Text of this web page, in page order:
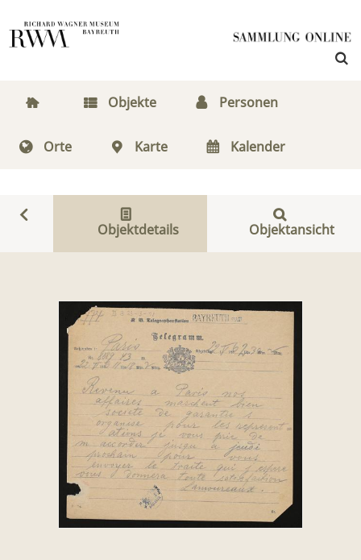
Objekte Personen
Orte Karte Kalender
Objektdetails Objektansicht